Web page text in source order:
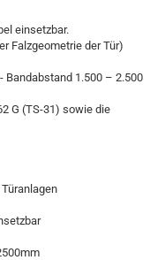
einsetzbar.
Falzgeometrie der Tür)
Bandabstand 1.500 – 2.500
G (TS-31) sowie die